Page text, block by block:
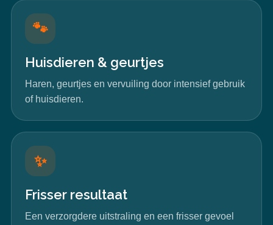
🐾
Huisdieren & geurtjes
Haren, geurtjes en vervuiling door intensief gebruik
of huisdieren.
✨
Frisser resultaat
Een verzorgdere uitstraling en een frisser gevoel